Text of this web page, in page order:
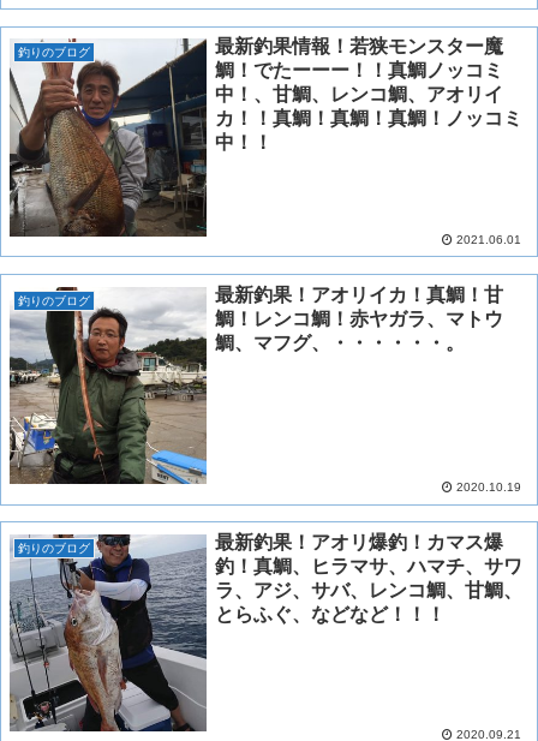
釣りのブログ
最新釣果情報！若狭モンスター魔
鯛！でたーーー！！真鯛ノッコミ
中！、甘鯛、レンコ鯛、アオリイ
カ！！真鯛！真鯛！真鯛！ノッコミ
中！！
2021.06.01
釣りのブログ
最新釣果！アオリイカ！真鯛！甘
鯛！レンコ鯛！赤ヤガラ、マトウ
鯛、マフグ、・・・・・・。
2020.10.19
釣りのブログ
最新釣果！アオリ爆釣！カマス爆
釣！真鯛、ヒラマサ、ハマチ、サワ
ラ、アジ、サバ、レンコ鯛、甘鯛、
とらふぐ、などなど！！！
2020.09.21